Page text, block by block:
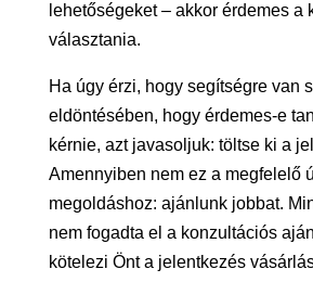
lehetőségeket – akkor érdemes a
választania.
Ha úgy érzi, hogy segítségre van
eldöntésében, hogy érdemes-e
kérnie, azt javasoljuk: töltse ki a
Amennyiben nem ez a megfelelő
megoldáshoz: ajánlunk jobbat.
nem fogadta el a konzultációs
kötelezi Önt a jelentkezés